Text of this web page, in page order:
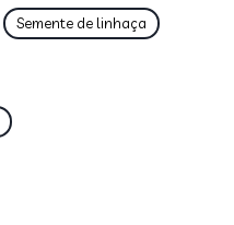
Semente de linhaça